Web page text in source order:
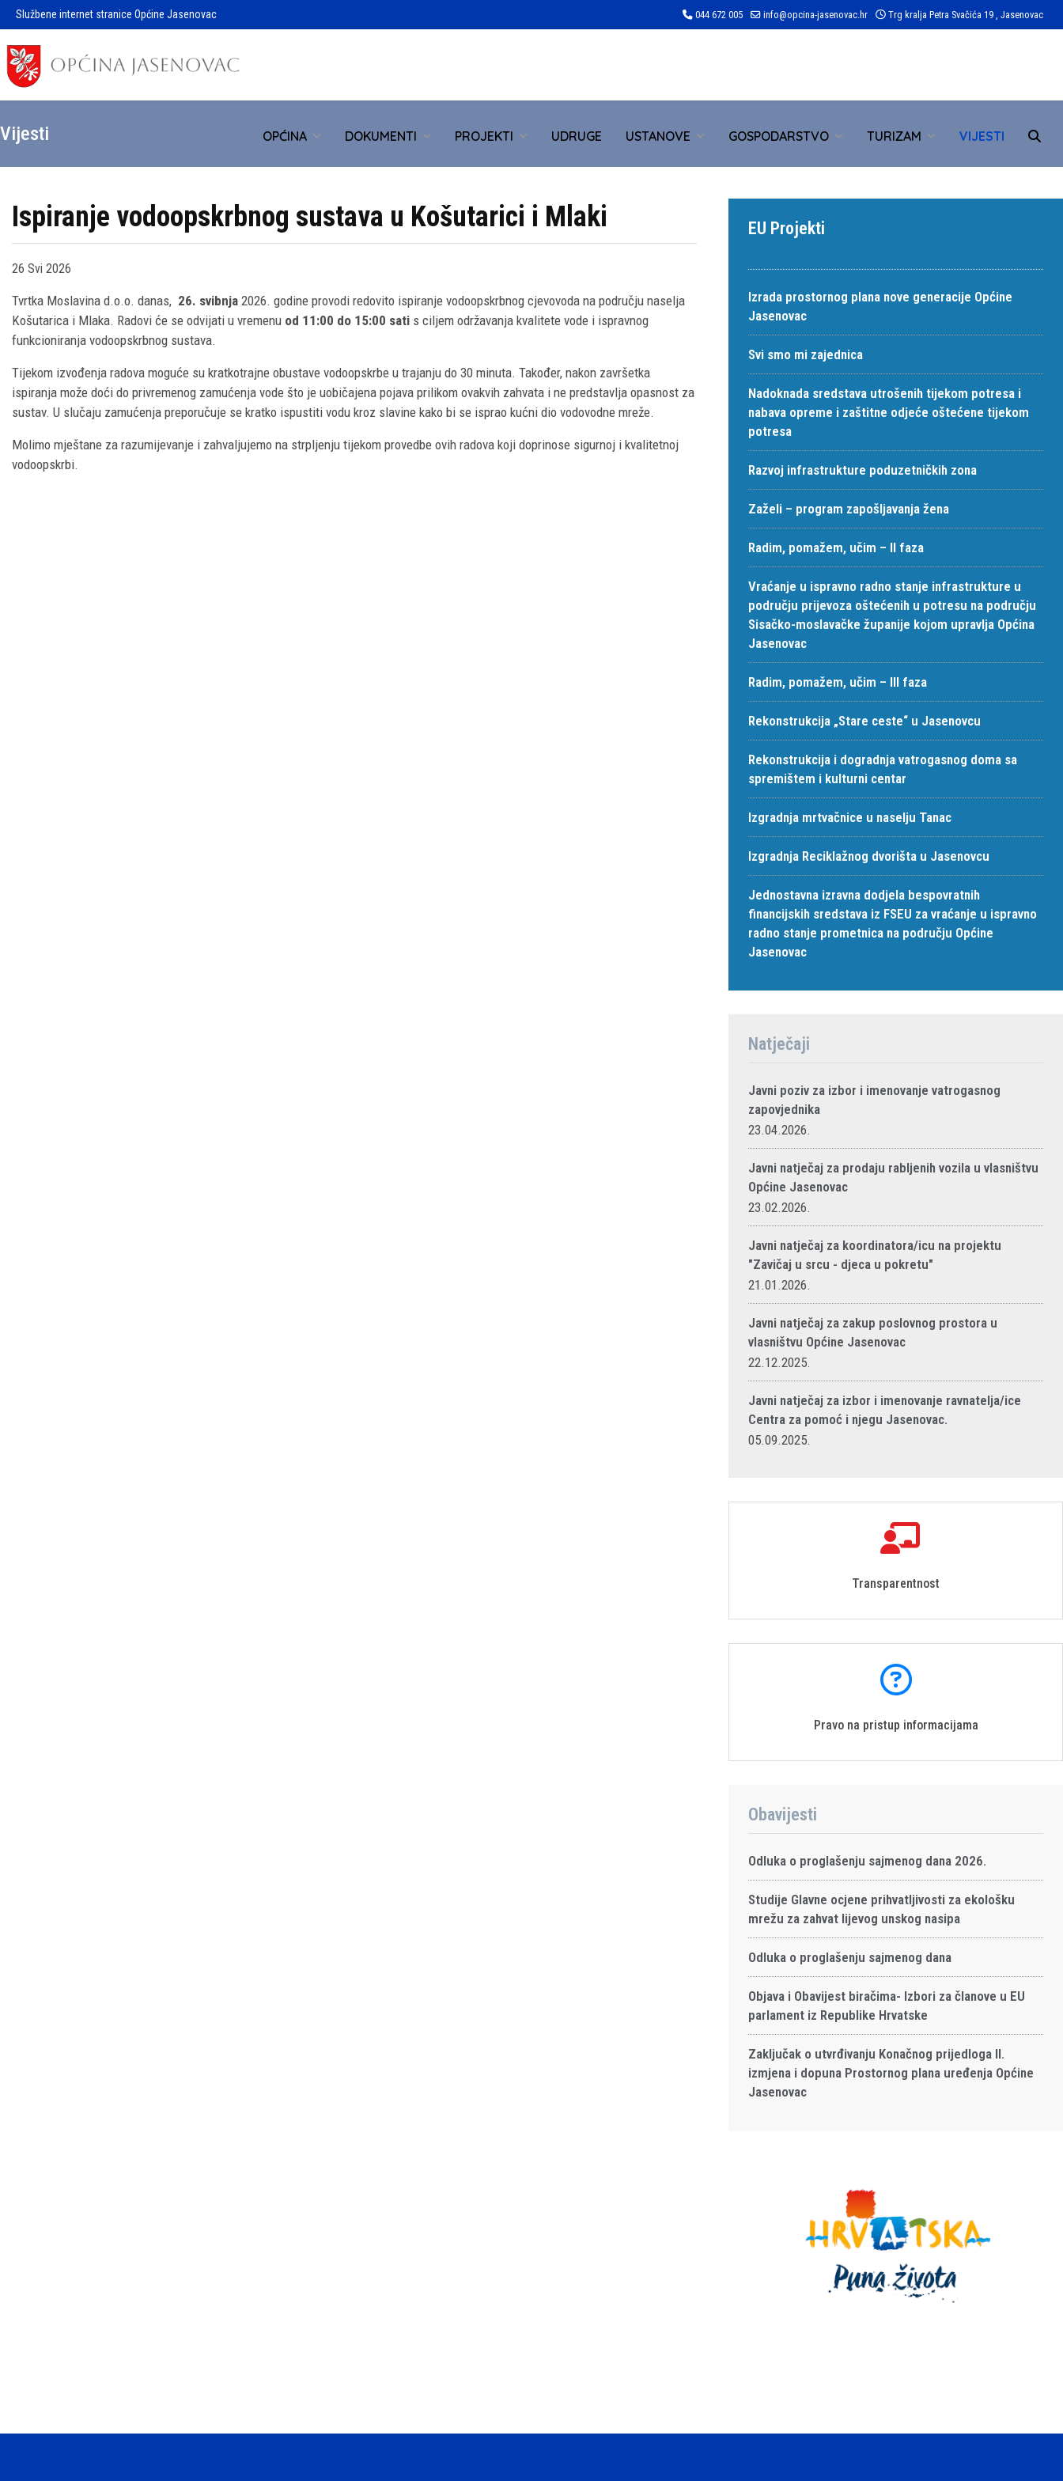
Službene internet stranice Općine Jasenovac 044 672 005 info@opcina-jasenovac.hr Trg kralja Petra Svačića 19 , Jasenovac
OPĆINA DOKUMENTI PROJEKTI UDRUGE USTANOVE GOSPODARSTVO TURIZAM VIJESTI
Vijesti
Ispiranje vodoopskrbnog sustava u Košutarici i Mlaki
26 Svi 2026
Tvrtka Moslavina d.o.o. danas, 26. svibnja 2026. godine provodi redovito ispiranje vodoopskrbnog cjevovoda na području naselja
Košutarica i Mlaka. Radovi će se odvijati u vremenu od 11:00 do 15:00 sati s ciljem održavanja kvalitete vode i ispravnog
funkcioniranja vodoopskrbnog sustava.
Tijekom izvođenja radova moguće su kratkotrajne obustave vodoopskrbe u trajanju do 30 minuta. Također, nakon završetka
ispiranja može doći do privremenog zamućenja vode što je uobičajena pojava prilikom ovakvih zahvata i ne predstavlja opasnost za
sustav. U slučaju zamućenja preporučuje se kratko ispustiti vodu kroz slavine kako bi se isprao kućni dio vodovodne mreže.
Molimo mještane za razumijevanje i zahvaljujemo na strpljenju tijekom provedbe ovih radova koji doprinose sigurnoj i kvalitetnoj
vodoopskrbi.
EU Projekti
Izrada prostornog plana nove generacije Općine
Jasenovac
Svi smo mi zajednica
Nadoknada sredstava utrošenih tijekom potresa i
nabava opreme i zaštitne odjeće oštećene tijekom
potresa
Razvoj infrastrukture poduzetničkih zona
Zaželi – program zapošljavanja žena
Radim, pomažem, učim – II faza
Vraćanje u ispravno radno stanje infrastrukture u
području prijevoza oštećenih u potresu na području
Sisačko-moslavačke županije kojom upravlja Općina
Jasenovac
Radim, pomažem, učim – III faza
Rekonstrukcija „Stare ceste“ u Jasenovcu
Rekonstrukcija i dogradnja vatrogasnog doma sa
spremištem i kulturni centar
Izgradnja mrtvačnice u naselju Tanac
Izgradnja Reciklažnog dvorišta u Jasenovcu
Jednostavna izravna dodjela bespovratnih
financijskih sredstava iz FSEU za vraćanje u ispravno
radno stanje prometnica na području Općine
Jasenovac
Natječaji
Javni poziv za izbor i imenovanje vatrogasnog
zapovjednika
23.04.2026.
Javni natječaj za prodaju rabljenih vozila u vlasništvu
Općine Jasenovac
23.02.2026.
Javni natječaj za koordinatora/icu na projektu
"Zavičaj u srcu - djeca u pokretu"
21.01.2026.
Javni natječaj za zakup poslovnog prostora u
vlasništvu Općine Jasenovac
22.12.2025.
Javni natječaj za izbor i imenovanje ravnatelja/ice
Centra za pomoć i njegu Jasenovac.
05.09.2025.
Transparentnost
Pravo na pristup informacijama
Obavijesti
Odluka o proglašenju sajmenog dana 2026.
Studije Glavne ocjene prihvatljivosti za ekološku
mrežu za zahvat lijevog unskog nasipa
Odluka o proglašenju sajmenog dana
Objava i Obavijest biračima- Izbori za članove u EU
parlament iz Republike Hrvatske
Zaključak o utvrđivanju Konačnog prijedloga II.
izmjena i dopuna Prostornog plana uređenja Općine
Jasenovac